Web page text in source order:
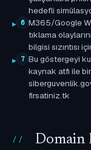
hedefli
6 M365/Google
tıklama
bilgisi sızıntısı
7 Bu göstergeyi
kaynak atfı ile
firsatiniz.tk
Domain